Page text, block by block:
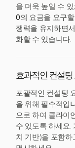
을 더욱 높일 수
0의 요금을 요구
쟁력을 유지하면
화할 수 있습니다.
효과적인 컨설팅
포괄적인 컨설팅
을 위해 필수적입
으로 하여 클라이
수 있도록 하세요.
치 기반)을 포함